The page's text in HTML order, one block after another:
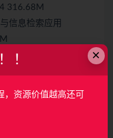
316.68M
信息检索应用
信息检索应用.mp4
×
！
资源价值越高还可